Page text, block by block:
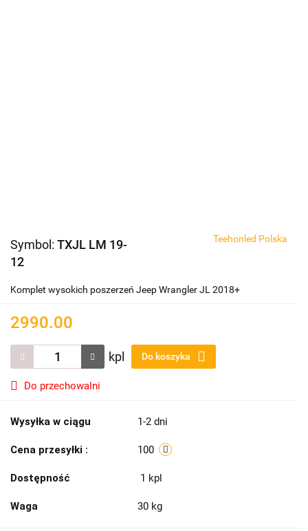
Symbol: TXJL LM 19-
12
Teehonled Polska
Komplet wysokich poszerzeń Jeep Wrangler JL 2018+
2990.00
kpl Do koszyka
Do przechowalni
Wysyłka w ciągu 1-2 dni
Cena przesyłki : 100
Dostępność 1 kpl
Waga 30 kg